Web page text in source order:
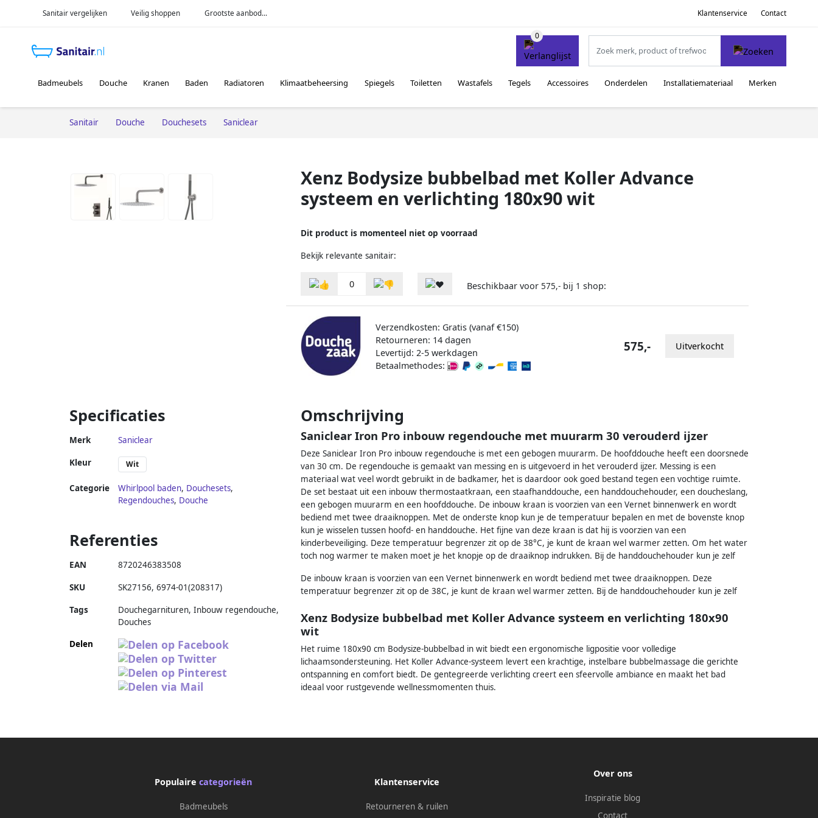
Sanitair vergelijken Veilig shoppen Grootste aanbod... Klantenservice Contact
Badmeubels Douche Kranen Baden Radiatoren Klimaatbeheersing Spiegels Toiletten Wastafels Tegels Accessoires Onderdelen Installatiemateriaal Merken
Sanitair Douche Douchesets Saniclear
Xenz Bodysize bubbelbad met Koller Advance
systeem en verlichting 180x90 wit
Dit product is momenteel niet op voorraad
Bekijk relevante sanitair:
0 Beschikbaar voor 575,- bij 1 shop:
Verzendkosten: Gratis (vanaf €150)
Retourneren: 14 dagen
Levertijd: 2-5 werkdagen
Betaalmethodes:
575,- Uitverkocht
Specificaties
Merk Saniclear
Kleur Wit
Categorie Whirlpool baden, Douchesets,
Regendouches, Douche
Omschrijving
Saniclear Iron Pro inbouw regendouche met muurarm 30 verouderd ijzer
Deze Saniclear Iron Pro inbouw regendouche is met een gebogen muurarm. De hoofddouche heeft een doorsnede
van 30 cm. De regendouche is gemaakt van messing en is uitgevoerd in het verouderd ijzer. Messing is een
materiaal wat veel wordt gebruikt in de badkamer, het is daardoor ook goed bestand tegen een vochtige ruimte.
De set bestaat uit een inbouw thermostaatkraan, een staafhanddouche, een handdouchehouder, een doucheslang,
een gebogen muurarm en een hoofddouche. De inbouw kraan is voorzien van een Vernet binnenwerk en wordt
bediend met twee draaiknoppen. Met de onderste knop kun je de temperatuur bepalen en met de bovenste knop
kun je wisselen tussen hoofd- en handdouche. Het fijne van deze kraan is dat hij is voorzien van een
kinderbeveiliging. Deze temperatuur begrenzer zit op de 38°C, je kunt de kraan wel warmer zetten. Om het water
toch nog warmer te maken moet je het knopje op de draaiknop indrukken. Bij de handdouchehouder kun je zelf
De inbouw kraan is voorzien van een Vernet binnenwerk en wordt bediend met twee draaiknoppen. Deze
temperatuur begrenzer zit op de 38C, je kunt de kraan wel warmer zetten. Bij de handdouchehouder kun je zelf
Xenz Bodysize bubbelbad met Koller Advance systeem en verlichting 180x90
wit
Het ruime 180x90 cm Bodysize-bubbelbad in wit biedt een ergonomische ligpositie voor volledige
lichaamsondersteuning. Het Koller Advance-systeem levert een krachtige, instelbare bubbelmassage die gerichte
ontspanning en comfort biedt. De gentegreerde verlichting creert een sfeervolle ambiance en maakt het bad
ideaal voor rustgevende wellnessmomenten thuis.
Referenties
EAN 8720246383508
SKU SK27156, 6974-01(208317)
Tags
Douchegarnituren, Inbouw regendouche,
Douches
Delen
Populaire categorieën
Badmeubels
Klantenservice
Retourneren & ruilen
Over ons
Inspiratie blog
Contact